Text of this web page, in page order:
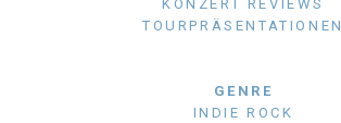
KONZERT REVIEWS
TOURPRÄSENTATIONEN
GENRE
INDIE ROCK